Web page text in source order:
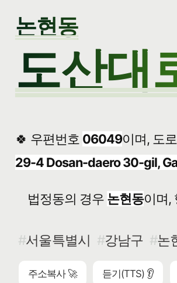
논현동
도산
🍀 우편번호 06049이며, 도
29-4 Dosan-daero 30-gil,
법정동의 경우 논현동이며,
서울특별시 강남구 논
주소복사 🚀 듣기(TTS) 👂